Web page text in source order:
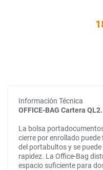
Información Técnica
OFFICE-BAG Cartera
La bolsa
cierre por enrollado
del portabultos y se
rapidez. La Office-Bag
espacio suficiente para